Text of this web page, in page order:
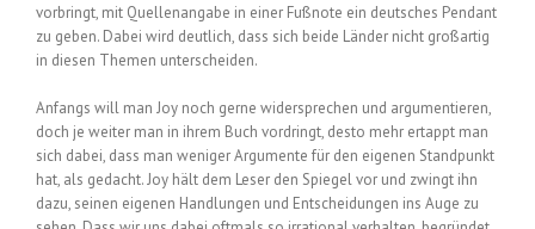
vorbringt, mit Quellenangabe in einer Fußnote ein deutsches Pendant
zu geben. Dabei wird deutlich, dass sich beide Länder nicht großartig
in diesen Themen unterscheiden.
Anfangs will man Joy noch gerne widersprechen und argumentieren,
doch je weiter man in ihrem Buch vordringt, desto mehr ertappt man
sich dabei, dass man weniger Argumente für den eigenen Standpunkt
hat, als gedacht. Joy hält dem Leser den Spiegel vor und zwingt ihn
dazu, seinen eigenen Handlungen und Entscheidungen ins Auge zu